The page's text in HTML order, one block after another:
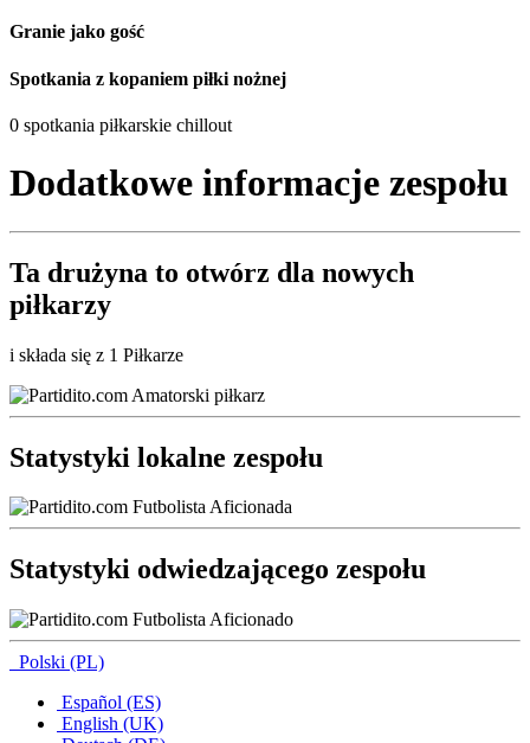
Granie jako gość
Spotkania z kopaniem piłki nożnej
0 spotkania piłkarskie chillout
Dodatkowe informacje zespołu
Ta drużyna to otwórz dla nowych
piłkarzy
i składa się z 1 Piłkarze
Statystyki lokalne zespołu
Statystyki odwiedzającego zespołu
Polski (PL)
Español (ES)
English (UK)